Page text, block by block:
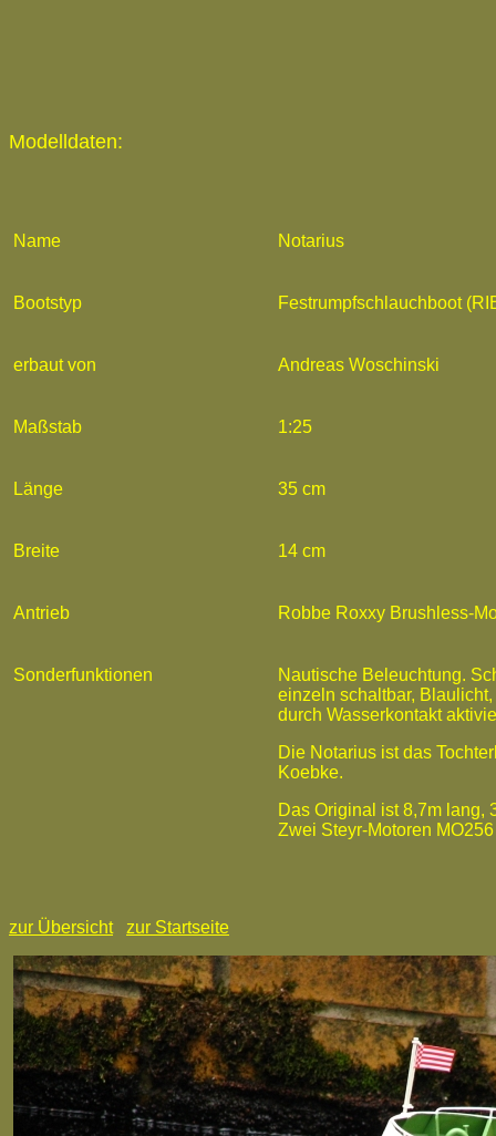
Modelldaten:
Name Notarius
Bootstyp Festrumpfschlauchboot
erbaut von Andreas Woschinski
Maßstab 1:25
Länge 35 cm
Breite 14 cm
Antrieb Robbe Roxxy Brushless-
Sonderfunktionen
Nautische Beleuchtung.
einzeln schaltbar,
durch Wasserkontakt
Die Notarius ist das
Koebke.
Das Original ist 8,7m lang,
Zwei Steyr-Motoren
zur Übersicht zur Startseite